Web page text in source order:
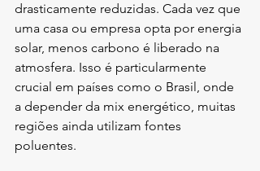
drasticamente reduzidas. Cada vez que
uma casa ou empresa opta por energia
solar, menos carbono é liberado na
atmosfera. Isso é particularmente
crucial em países como o Brasil, onde
a depender da mix energético, muitas
regiões ainda utilizam fontes
poluentes.